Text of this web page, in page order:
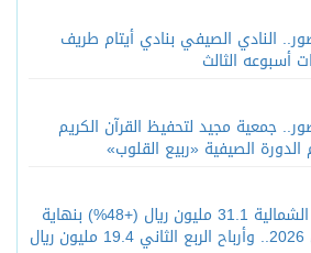
النادي الصيفي بنادي أيتام طريف
أسبوعه الثالث
جمعية مجيد لتحفيظ القرآن الكريم
الصيفية «ربيع القلوب»
أرباح أسمنت الشمالية 31.1 مليون ريال (+48%) بنهاية
النصف الأول 2026.. وأرباح الربع الثاني 19.4 مليون ريال